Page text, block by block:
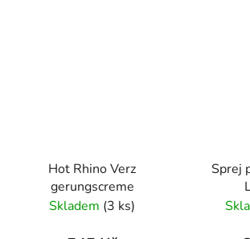
Hot Rhino Verz
gerungscreme
Skladem (3 ks)
Sprej